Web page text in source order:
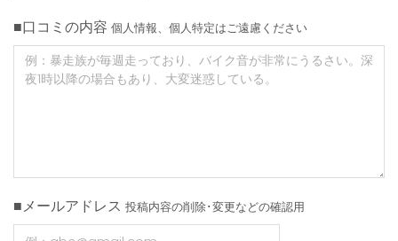
■口コミの内容 個人情報、個人特定はご遠慮ください
■メールアドレス 投稿内容の削除･変更などの確認用